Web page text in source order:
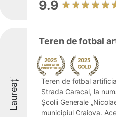
9.9
Laureați
Teren de fotbal
Teren de fotbal
Strada Caracal, la
Școlii Generale
municipiul Craiova.